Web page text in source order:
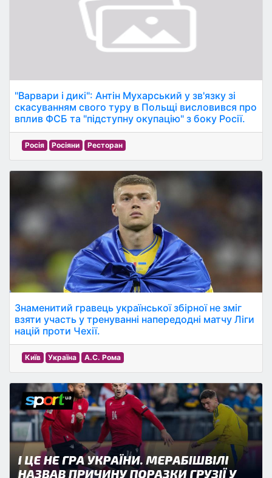
"Варвари і дикі": Антін Мухарський у зв'язку зі
скасуванням свого туру в Польщі висловився про
вплив ФСБ та "підступну окупацію" з боку Росії.
Росія Росіяни Ресторан
Знаменитий гравець української збірної не зміг
взяти участь у тренуванні напередодні матчу Ліги
націй проти Чехії.
Київ Україна А.С. Рома